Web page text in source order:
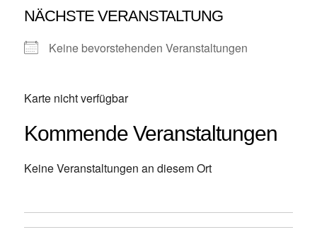
NÄCHSTE VERANSTALTUNG
Keine bevorstehenden Veranstaltungen
Karte nicht verfügbar
Kommende Veranstaltungen
Keine Veranstaltungen an diesem Ort